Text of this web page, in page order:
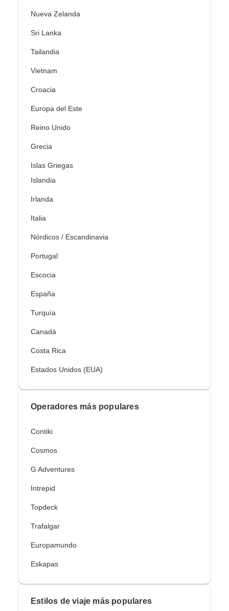
Nueva Zelanda
Sri Lanka
Tailandia
Vietnam
Croacia
Europa del Este
Reino Unido
Grecia
Islas Griegas
Islandia
Irlanda
Italia
Nórdicos / Escandinavia
Portugal
Escocia
España
Turquía
Canadá
Costa Rica
Estados Unidos (EUA)
Operadores más populares
Contiki
Cosmos
G Adventures
Intrepid
Topdeck
Trafalgar
Europamundo
Eskapas
Estilos de viaje más populares